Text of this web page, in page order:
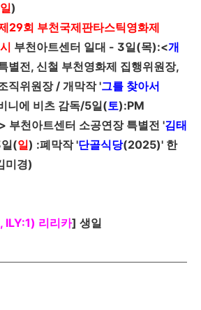
일)
29회 부천국제판타스틱영화제
부천아트센터 일대 - 3일(목):<개
별전, 신철 부천영화제 집행위원장,
직위원장 / 개막작 '그를 찾아서
니에 비츠 감독/5일(토):PM
> 부천아트센터 소공연장 특별전 '김태
일(일) :폐막작 '단골식당(2025)' 한
미경)
ILY:1) 리리카] 생일